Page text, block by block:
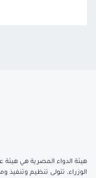
هيئة الدواء المصرية هي
الوزراء، تتولى تنظيم